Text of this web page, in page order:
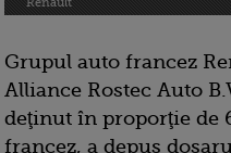
Renault
Grupul auto francez
Alliance Rostec Auto
deţinut în proporţie de
francez, a depus